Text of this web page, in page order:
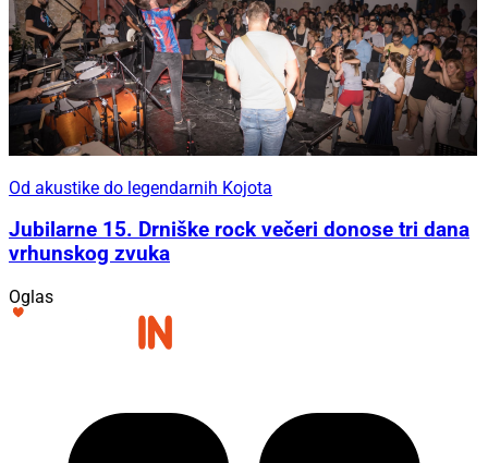
Od akustike do legendarnih Kojota
Jubilarne 15. Drniške rock večeri donose tri dana
vrhunskog zvuka
Oglas